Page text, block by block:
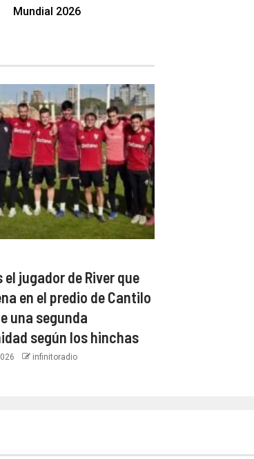
Mundial 2026
el jugador de River que
en el predio de Cantilo
una segunda
según los hinchas
infinitoradio